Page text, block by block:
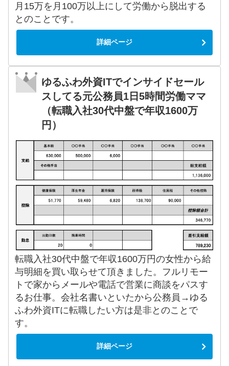
月15万を月100万以上にして労働から脱出する
とのことです。
詳細ページ
ゆるふわ外資ITでインサイドセール
スしてる元公務員1日5時間労働ママ
（転職入社30代中盤で年収1600万
円）
転職入社30代中盤で年収1600万円の女性から給
与明細を買い取らせて頂きました。フルリモー
トで家からメールや電話で営業に商談をパスす
るお仕事。会社名書いといたから公務員→ゆる
ふわ外資ITに転職したい方は是非とのことで
す。
詳細ページ